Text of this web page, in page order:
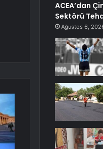
ACEA’dan
Sektörü
Ağustos 6,